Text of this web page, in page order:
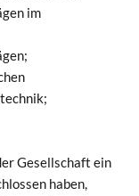
im
Gesellschaft ein
haben,